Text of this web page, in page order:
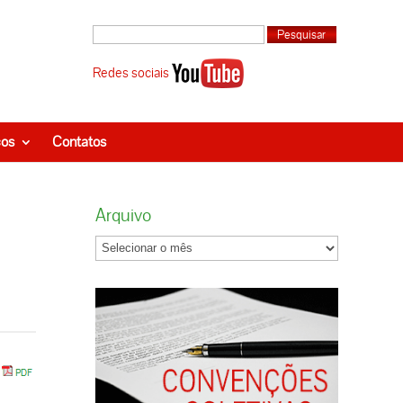
Redes sociais
Contatos
Arquivo